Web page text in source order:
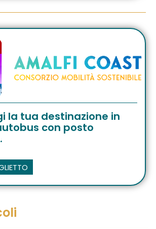
la tua destinazione in
con posto